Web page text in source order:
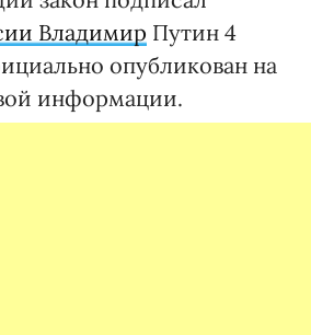
Владимир Путин 4
опубликован на
информации.